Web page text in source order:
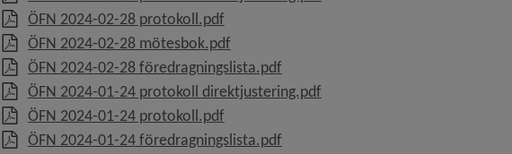
ÖFN 2024-02-28 protokoll.pdf, 48 kB, öppnas i nytt fönster.
ÖFN 2024-02-28 mötesbok.pdf, 121.8 kB, öppnas i nytt fönster.
ÖFN 2024-02-28 föredragningslista.pdf, 132.9 kB, öppnas i nytt fönster.
ÖFN 2024-01-24 protokoll direktjustering.pdf, 36.6 kB, öppnas i nytt fönster.
ÖFN 2024-01-24 protokoll.pdf, 169.6 kB, öppnas i nytt fönster.
ÖFN 2024-01-24 föredragningslista.pdf, 138.6 kB, öppnas i nytt fönster.